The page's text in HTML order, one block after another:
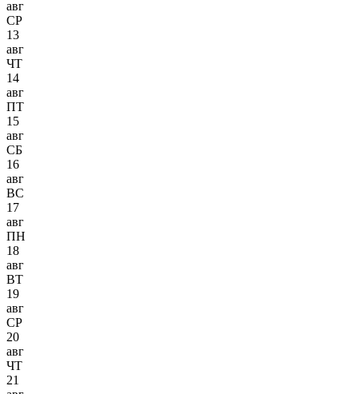
авг
СР
13
авг
ЧТ
14
авг
ПТ
15
авг
СБ
16
авг
ВС
17
авг
ПН
18
авг
ВТ
19
авг
СР
20
авг
ЧТ
21